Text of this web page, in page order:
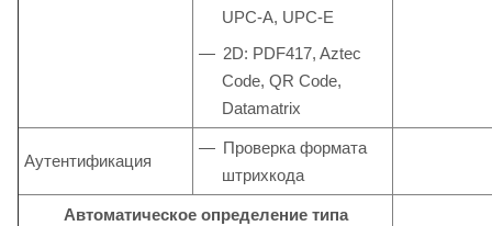
UPC-A, UPC-E
2D: PDF417, Aztec
Code, QR Code,
Datamatrix
Аутентификация
Проверка формата
штрихкода
Автоматическое определение типа